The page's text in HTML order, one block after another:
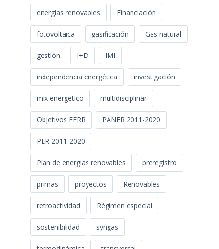
energías renovables Financiación
fotovoltaica gasificación Gas natural
gestión I+D IMI
independencia energética investigación
mix energético multidisciplinar
Objetivos EERR PANER 2011-2020
PER 2011-2020
Plan de energias renovables preregistro
primas proyectos Renovables
retroactividad Régimen especial
sostenibilidad syngas